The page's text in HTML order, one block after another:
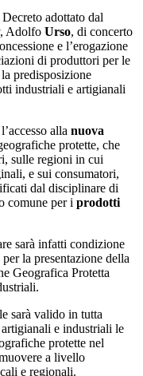
adottato dal
Adolfo Urso, di concerto
e l’erogazione
di produttori per le
predisposizione
industriali e artigianali
alla nuova
protette, che
sulle regioni in cui
e sui consumatori,
dal disciplinare di
comune per i prodotti
sarà infatti condizione
la presentazione della
Geografica Protetta
sarà valido in tutta
e industriali le
protette nel
a livello
e regionali.